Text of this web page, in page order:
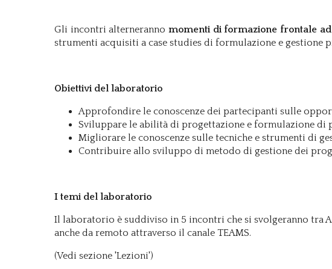
Gli incontri alterneranno momenti di formazione frontale
strumenti acquisiti a case studies di formulazione e
Obiettivi del laboratorio
Approfondire le conoscenze dei partecipanti sulle
Sviluppare le abilità di progettazione e formulazione di
Migliorare le conoscenze sulle tecniche e strumenti di
Contribuire allo sviluppo di metodo di gestione dei
I temi del laboratorio
Il laboratorio è suddiviso in 5 incontri che si svolgeranno tra
anche da remoto attraverso il canale TEAMS.
(Vedi sezione 'Lezioni')